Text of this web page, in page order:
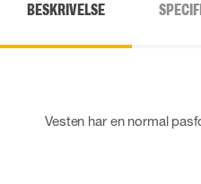
BESKRIVELSE
Vesten har en normal